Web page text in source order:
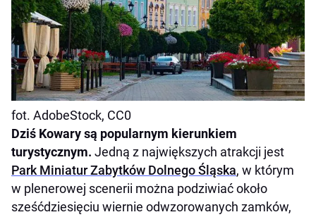
fot. AdobeStock, CC0
Dziś Kowary są popularnym kierunkiem
turystycznym. Jedną z największych atrakcji jest
Park Miniatur Zabytków Dolnego Śląska, w którym
w plenerowej scenerii można podziwiać około
sześćdziesięciu wiernie odwzorowanych zamków,